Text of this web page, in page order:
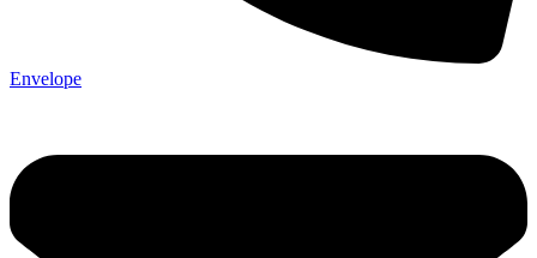
Envelope